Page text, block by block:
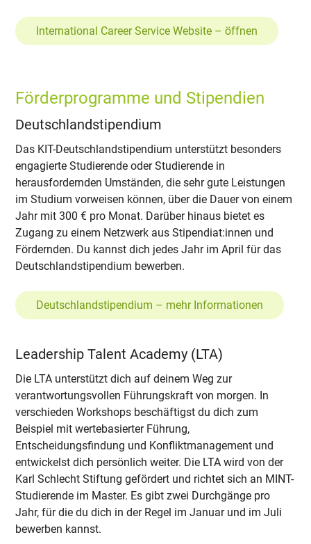
International Career Service Website – öffnen
Förderprogramme und Stipendien
Deutschlandstipendium
Das KIT-Deutschlandstipendium unterstützt besonders
engagierte Studierende oder Studierende in
herausfordernden Umständen, die sehr gute Leistungen
im Studium vorweisen können, über die Dauer von einem
Jahr mit 300 € pro Monat. Darüber hinaus bietet es
Zugang zu einem Netzwerk aus Stipendiat:innen und
Fördernden. Du kannst dich jedes Jahr im April für das
Deutschlandstipendium bewerben.
Deutschlandstipendium – mehr Informationen
Leadership Talent Academy (LTA)
Die LTA unterstützt dich auf deinem Weg zur
verantwortungsvollen Führungskraft von morgen. In
verschieden Workshops beschäftigst du dich zum
Beispiel mit wertebasierter Führung,
Entscheidungsfindung und Konfliktmanagement und
entwickelst dich persönlich weiter. Die LTA wird von der
Karl Schlecht Stiftung gefördert und richtet sich an MINT-
Studierende im Master. Es gibt zwei Durchgänge pro
Jahr, für die du dich in der Regel im Januar und im Juli
bewerben kannst.